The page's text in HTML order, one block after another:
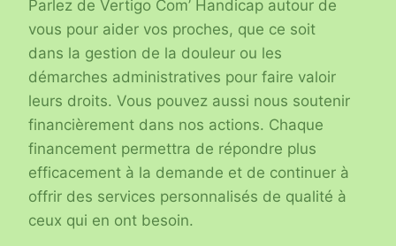
Parlez de Vertigo Com’ Handicap autour de
vous pour aider vos proches, que ce soit
dans la gestion de la douleur ou les
démarches administratives pour faire valoir
leurs droits. Vous pouvez aussi nous soutenir
financièrement dans nos actions. Chaque
financement permettra de répondre plus
efficacement à la demande et de continuer à
offrir des services personnalisés de qualité à
ceux qui en ont besoin.